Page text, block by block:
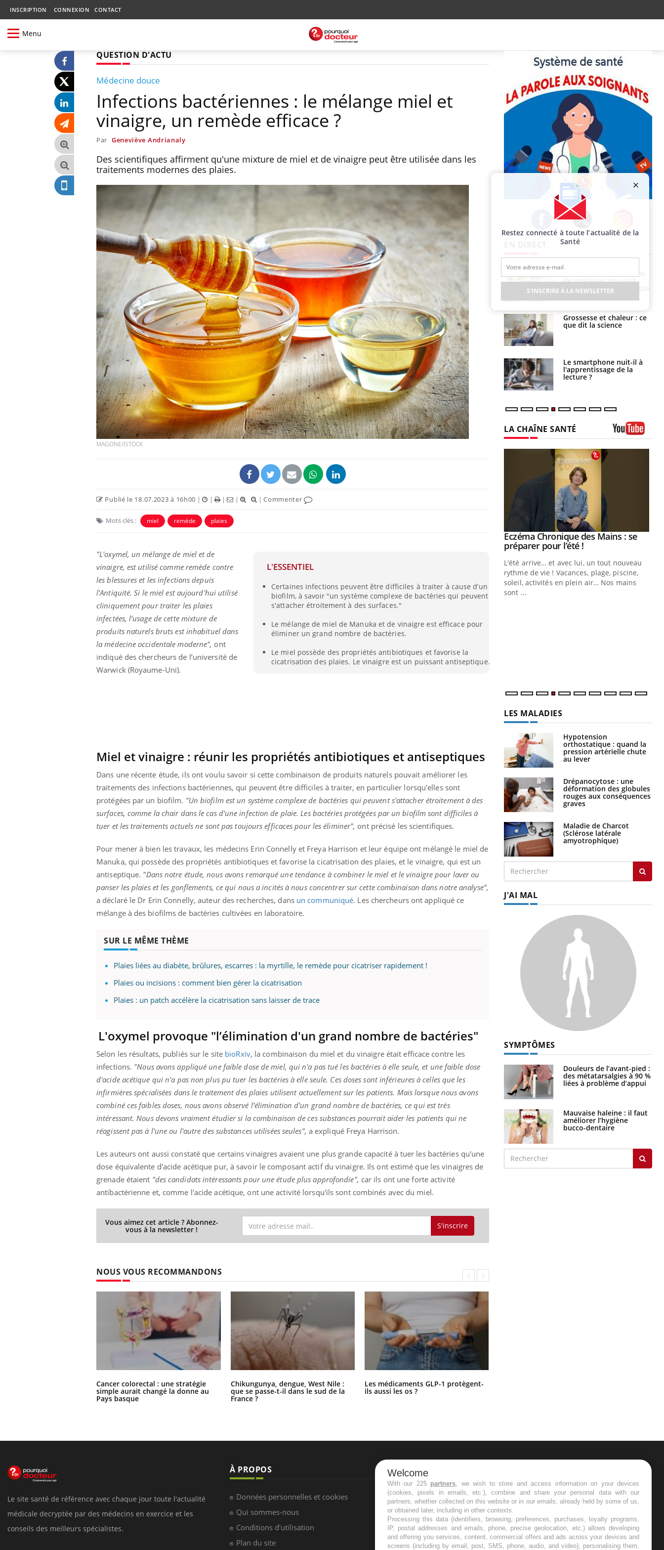
INSCRIPTION CONNEXION CONTACT
Menu
QUESTION D'ACTU
Médecine douce
Infections bactériennes : le mélange miel et
vinaigre, un remède efficace ?
Par Geneviève Andrianaly
Des scientifiques affirment qu'une mixture de miel et de vinaigre peut être utilisée dans les
traitements modernes des plaies.
MAGONE/ISTOCK
Publié le 18.07.2023 à 16h00 | | | | |Commenter
Mots clés : miel remède plaies
L'ESSENTIEL
Certaines infections peuvent être difficiles à traiter à cause d’un
biofilm, à savoir "un système complexe de bactéries qui peuvent
s'attacher étroitement à des surfaces."
Le mélange de miel de Manuka et de vinaigre est efficace pour
éliminer un grand nombre de bactéries.
Le miel possède des propriétés antibiotiques et favorise la
cicatrisation des plaies. Le vinaigre est un puissant antiseptique.
"L'oxymel, un mélange de miel et de
vinaigre, est utilisé comme remède contre
les blessures et les infections depuis
l'Antiquité. Si le miel est aujourd'hui utilisé
cliniquement pour traiter les plaies
infectées, l’usage de cette mixture de
produits naturels bruts est inhabituel dans
la médecine occidentale moderne", ont
indiqué des chercheurs de l’université de
Warwick (Royaume-Uni).
Miel et vinaigre : réunir les propriétés antibiotiques et antiseptiques
Dans une récente étude, ils ont voulu savoir si cette combinaison de produits naturels pouvait améliorer les
traitements des infections bactériennes, qui peuvent être difficiles à traiter, en particulier lorsqu'elles sont
protégées par un biofilm. "Un biofilm est un système complexe de bactéries qui peuvent s'attacher étroitement à des
surfaces, comme la chair dans le cas d'une infection de plaie. Les bactéries protégées par un biofilm sont difficiles à
tuer et les traitements actuels ne sont pas toujours efficaces pour les éliminer", ont précisé les scientifiques.
Pour mener à bien les travaux, les médecins Erin Connelly et Freya Harrison et leur équipe ont mélangé le miel de
Manuka, qui possède des propriétés antibiotiques et favorise la cicatrisation des plaies, et le vinaigre, qui est un
antiseptique. "Dans notre étude, nous avons remarqué une tendance à combiner le miel et le vinaigre pour laver ou
panser les plaies et les gonflements, ce qui nous a incités à nous concentrer sur cette combinaison dans notre analyse",
a déclaré le Dr Erin Connelly, auteur des recherches, dans un communiqué. Les chercheurs ont appliqué ce
mélange à des biofilms de bactéries cultivées en laboratoire.
SUR LE MÊME THÈME
Plaies liées au diabète, brûlures, escarres : la myrtille, le remède pour cicatriser rapidement !
Plaies ou incisions : comment bien gérer la cicatrisation
Plaies : un patch accélère la cicatrisation sans laisser de trace
L'oxymel provoque "l’élimination d'un grand nombre de bactéries"
Selon les résultats, publiés sur le site bioRxiv, la combinaison du miel et du vinaigre était efficace contre les
infections. "Nous avons appliqué une faible dose de miel, qui n'a pas tué les bactéries à elle seule, et une faible dose
d'acide acétique qui n'a pas non plus pu tuer les bactéries à elle seule. Ces doses sont inférieures à celles que les
infirmières spécialisées dans le traitement des plaies utilisent actuellement sur les patients. Mais lorsque nous avons
combiné ces faibles doses, nous avons observé l’élimination d'un grand nombre de bactéries, ce qui est très
intéressant. Nous devons vraiment étudier si la combinaison de ces substances pourrait aider les patients qui ne
réagissent pas à l'une ou l'autre des substances utilisées seules", a expliqué Freya Harrison.
Les auteurs ont aussi constaté que certains vinaigres avaient une plus grande capacité à tuer les bactéries qu'une
dose équivalente d'acide acétique pur, à savoir le composant actif du vinaigre. Ils ont estimé que les vinaigres de
grenade étaient "des candidats intéressants pour une étude plus approfondie", car ils ont une forte activité
antibactérienne et, comme l'acide acétique, ont une activité lorsqu'ils sont combinés avec du miel.
Vous aimez cet article ? Abonnez-
vous à la newsletter ! S'inscrire
NOUS VOUS RECOMMANDONS
Cancer colorectal : une stratégie
simple aurait changé la donne au
Pays basque
Chikungunya, dengue, West Nile :
que se passe-t-il dans le sud de la
France ?
Les médicaments GLP-1 protègent-
ils aussi les os ?
Facebook Twitter Instagram
Cancer colorectal : une
stratégie simple aurait
changé la donne au Pays
basque
Chikungunya, dengue,
West Nile : que se passe-
t-il dans le sud de la
France ?
Les médicaments GLP-1
protègent-ils aussi les os
?
Cytomégalovirus : ce qui
change dans la prise en
charge des femmes
enceintes
La sieste empêche-t-elle
de dormir la nuit ?
VIH : la fin du comprimé
tous les jours se profile-t-
elle enfin ?
Pourquoi votre ventre
gâche-t-il les premiers
jours de vos vacances ?
Fortes chaleurs :
pourquoi le risque de
noyade grimpe-t-il ?
Le Viagra pourrait-il
freiner la propagation du
cancer ?
de protéines pourrait
finalement être bénéfique
Grossesse et chaleur : ce
que dit la science
Le smartphone nuit-il à
l'apprentissage de la
lecture ?
LA CHAÎNE SANTÉ
Il y a des sujets qui sont faciles à aborder...
d'autres non ! D'un côté, poser des
questions sur la maladie d'un proche c'est
Fatigue, irritabilité, brouillard mental ou
même alopécie… Les symptômes de la
carence en fer sont multiples ce qui la rend
...
patients comme parfois chez les soignants.
Youtube
Eczéma Chronique des Mains : se
préparer pour l’été !Youtube
L'été arrive… et avec lui, un tout nouveau
rythme de vie ! Vacances, plage, piscine,
soleil, activités en plein air… Nos mains
sont ...
LES MALADIES
Hypotension
orthostatique : quand la
pression artérielle chute
au lever
Drépanocytose : une
déformation des globules
rouges aux conséquences
graves
Maladie de Charcot
(Sclérose latérale
amyotrophique)
J'AI MAL
SYMPTÔMES
Douleurs de l’avant-pied :
des métatarsalgies à 90 %
liées à problème d’appui
Mauvaise haleine : il faut
améliorer l’hygiène
bucco-dentaire
Restez connecté à toute l’actualité de la
Santé
S'INSCRIRE À LA NEWSLETTER
Le site santé de référence avec chaque jour toute l'actualité
médicale decryptée par des médecins en exercice et les
conseils des meilleurs spécialistes.
À PROPOS
Données personnelles et cookies
Qui sommes-nous
Conditions d'utilisation
Plan du site
NEWSLETTER
Recevez toutes les semaines les meilleures
infos santé
Welcome
With our 225 partners, we wish to store and access information on your devices
(cookies, pixels in emails, etc.), combine and share your personal data with our
partners, whether collected on this website or in our emails, already held by some of us,
or obtained later, including in other contexts.
Processing this data (identifiers, browsing, preferences, purchases, loyalty programs,
IP, postal addresses and emails, phone, precise geolocation, etc.) allows developing
and offering you services, content, commercial offers and ads across your devices and
screens (including by email, post, SMS, phone, audio, and video), personalising them,